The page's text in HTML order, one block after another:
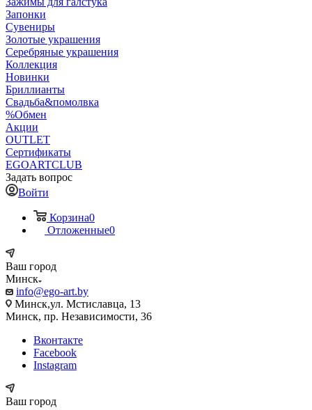
Запонки
Сувениры
Золотые украшения
Серебряные украшения
Коллекция
Новинки
Бриллианты
Свадьба&помолвка
%Обмен
Акции
OUTLET
Сертификаты
EGOARTCLUB
Задать вопрос
Войти
Корзина0
Отложенные0
Ваш город
Минск
info@ego-art.by
Минск,ул. Мстиславца, 13
Минск, пр. Независимости, 36
Вконтакте
Facebook
Instagram
Ваш город